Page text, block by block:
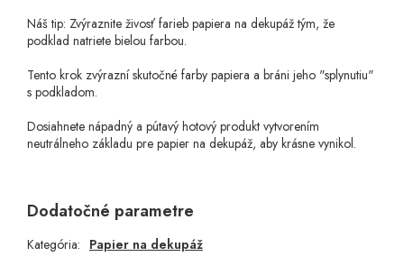
Náš tip: Zvýraznite živosť farieb papiera na dekupáž tým, že
podklad natriete bielou farbou.
Tento krok zvýrazní skutočné farby papiera a bráni jeho "splynutiu"
s podkladom.
Dosiahnete nápadný a pútavý hotový produkt vytvorením
neutrálneho základu pre papier na dekupáž, aby krásne vynikol.
Dodatočné parametre
Kategória: Papier na dekupáž